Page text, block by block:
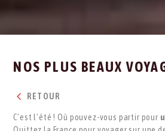
NOS PLUS BEAUX
RETOUR
C’est l’été ! Où pouvez-vous partir pour